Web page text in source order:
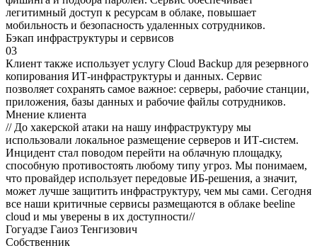
легитимный доступ к ресурсам в облаке, повышает
мобильность и безопасность удаленных сотрудников.
Бэкап инфраструктуры и сервисов
03
Клиент также использует услугу Cloud Backup для резервного
копирования ИТ-инфраструктуры и данных. Сервис
позволяет сохранять самое важное: серверы, рабочие станции,
приложения, базы данных и рабочие файлы сотрудников.
Мнение клиента
//До хакерской атаки на нашу инфраструктуру мы
использовали локальное размещение серверов и ИТ-систем.
Инцидент стал поводом перейти на облачную площадку,
способную противостоять любому типу угроз. Мы понимаем,
что провайдер использует передовые ИБ-решения, а значит,
может лучше защитить инфраструктуру, чем мы сами. Сегодня
все наши критичные сервисы размещаются в облаке beeline
cloud и мы уверены в их доступности//
Гогуадзе Гаиоз Тенгизович
Собственник